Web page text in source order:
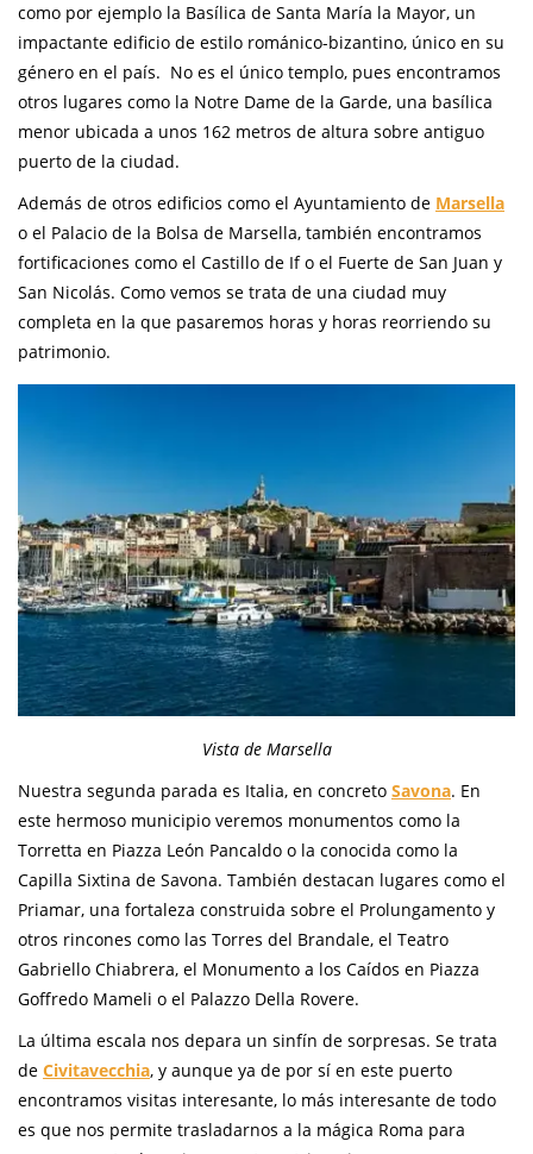
como por ejemplo la Basílica de Santa María la Mayor, un
impactante edificio de estilo románico-bizantino, único en su
género en el país. No es el único templo, pues encontramos
otros lugares como la Notre Dame de la Garde, una basílica
menor ubicada a unos 162 metros de altura sobre antiguo
puerto de la ciudad.
Además de otros edificios como el Ayuntamiento de Marsella
o el Palacio de la Bolsa de Marsella, también encontramos
fortificaciones como el Castillo de If o el Fuerte de San Juan y
San Nicolás. Como vemos se trata de una ciudad muy
completa en la que pasaremos horas y horas reorriendo su
patrimonio.
Vista de Marsella
Nuestra segunda parada es Italia, en concreto Savona. En
este hermoso municipio veremos monumentos como la
Torretta en Piazza León Pancaldo o la conocida como la
Capilla Sixtina de Savona. También destacan lugares como el
Priamar, una fortaleza construida sobre el Prolungamento y
otros rincones como las Torres del Brandale, el Teatro
Gabriello Chiabrera, el Monumento a los Caídos en Piazza
Goffredo Mameli o el Palazzo Della Rovere.
La última escala nos depara un sinfín de sorpresas. Se trata
de Civitavecchia, y aunque ya de por sí en este puerto
encontramos visitas interesante, lo más interesante de todo
es que nos permite trasladarnos a la mágica Roma para